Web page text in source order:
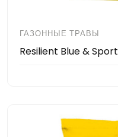
ГАЗОННЫЕ ТРАВЫ
Resilient Blue & Sport